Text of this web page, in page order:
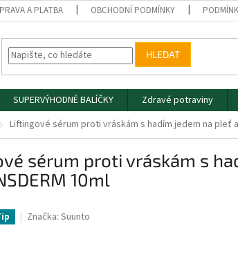
A PLATBA OBCHODNÍ PODMÍNKY
HLEDAT
SUPERVÝHODNÉ BALÍČKY Zdravé potraviny
Liftingové sérum proti vráskám s hadím jedem na pleť a
sérum proti vráskám s
10ml
Značka: Suunto